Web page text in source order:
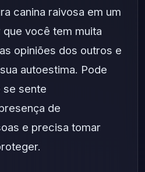
canina raivosa em um
você tem muita
opiniões dos outros e
autoestima. Pode
se sente
de
e precisa tomar